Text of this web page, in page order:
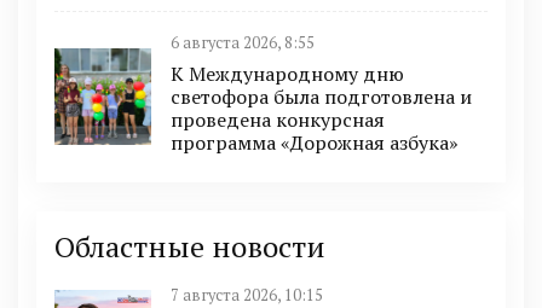
6 августа 2026, 8:55
К Международному дню
светофора была подготовлена и
проведена конкурсная
программа «Дорожная азбука»
Областные новости
7 августа 2026, 10:15